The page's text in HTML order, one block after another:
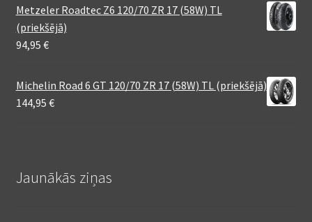
Metzeler Roadtec Z6 120/70 ZR 17 (58W) TL
(priekšējā)
94,95 €
Michelin Road 6 GT 120/70 ZR 17 (58W) TL (priekšējā)
144,95 €
Jaunākās ziņas